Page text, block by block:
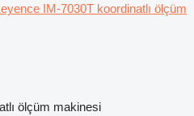
IM-7030T koordinatlı ölçüm
ölçüm makinesi